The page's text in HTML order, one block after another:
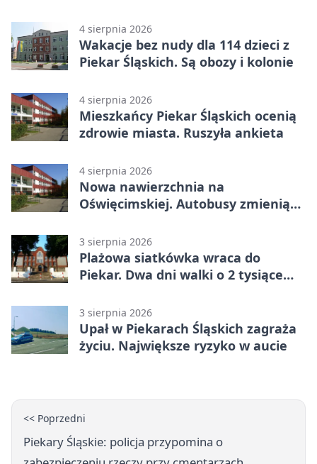
4 sierpnia 2026
Wakacje bez nudy dla 114 dzieci z
Piekar Śląskich. Są obozy i kolonie
4 sierpnia 2026
Mieszkańcy Piekar Śląskich ocenią
zdrowie miasta. Ruszyła ankieta
4 sierpnia 2026
Nowa nawierzchnia na
Oświęcimskiej. Autobusy zmienią
3 sierpnia 2026
Plażowa siatkówka wraca do
Piekar. Dwa dni walki o 2 tysiące
3 sierpnia 2026
Upał w Piekarach Śląskich zagraża
życiu. Największe ryzyko w aucie
<< Poprzedni
Piekary Śląskie: policja przypomina o